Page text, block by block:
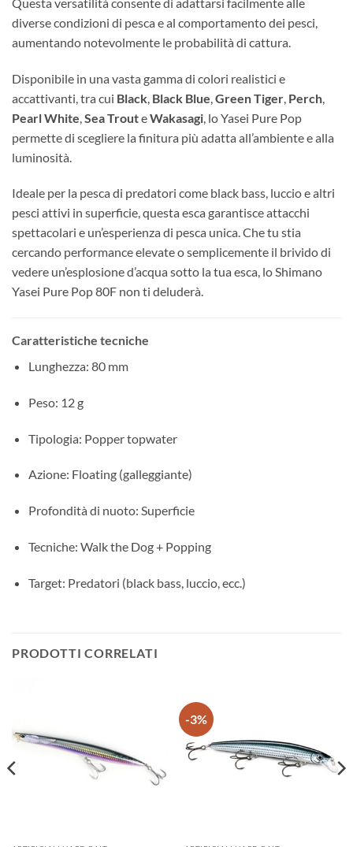
diverse condizioni di pesca e al comportamento dei pesci,
aumentando notevolmente le probabilità di cattura.
Disponibile in una vasta gamma di colori realistici e
accattivanti, tra cui Black Black Blue Green Tiger Perch
Pearl White Sea TrouteWakasagi , lo Yasei Pure Pop
permette di scegliere la finitura più adatta all’ambiente e alla
luminosità.
Ideale per la pesca di predatori come black bass, luccio e altri
pesci attivi in superficie, questa esca garantisce attacchi
spettacolari e un’esperienza di pesca unica. Che tu stia
cercando performance elevate o semplicemente il brivido di
vedere un’esplosione d’acqua sotto la tua esca, lo Shimano
Yasei Pure Pop 80F non ti deluderà.
Caratteristiche tecniche
Lunghezza: 80 mm
Peso: 12 g
Tipologia: Popper topwater
Azione: Floating (galleggiante)
Profondità di nuoto: Superficie
Tecniche: Walk the Dog + Popping
Target: Predatori (black bass, luccio, ecc.)
PRODOTTI CORRELATI
-3%